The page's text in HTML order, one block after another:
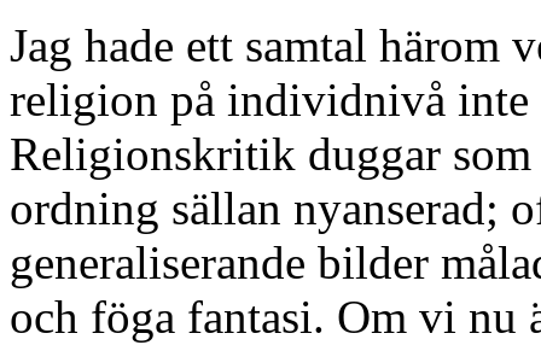
Jag hade ett samtal härom
religion på individnivå inte
Religionskritik duggar
ordning sällan nyanserad;
generaliserande bilder
och föga fantasi. Om vi